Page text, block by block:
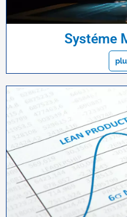
Systéme